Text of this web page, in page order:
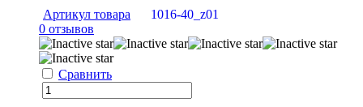
Артикул товара
1016-40_z01
0 отзывов
Сравнить